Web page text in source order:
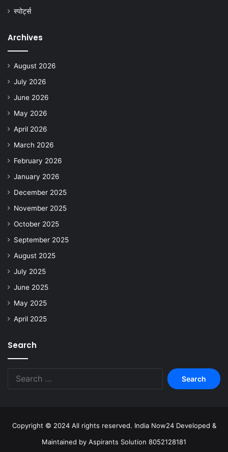
स्पोर्ट्स
Archives
August 2026
July 2026
June 2026
May 2026
April 2026
March 2026
February 2026
January 2026
December 2025
November 2025
October 2025
September 2025
August 2025
July 2025
June 2025
May 2025
April 2025
Search
Copyright © 2024 All rights reserved. India Now24 Developed &
Maintained by Aspirants Solution 8052128181